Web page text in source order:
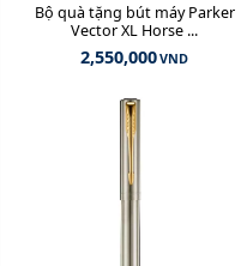
Bộ quà tặng bút máy Parker
Vector XL Horse ...
2,550,000VND